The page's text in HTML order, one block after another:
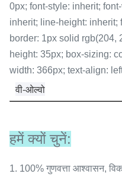
0px; font-style: inherit;
inherit; line-height: inherit;
border: 1px solid rgb(204,
height: 35px; box-sizing:
width: 366px; text-align:
वी-ओल्वो
हमें क्यों चुनें:
1. 100% गुणवत्ता आश्वासन,